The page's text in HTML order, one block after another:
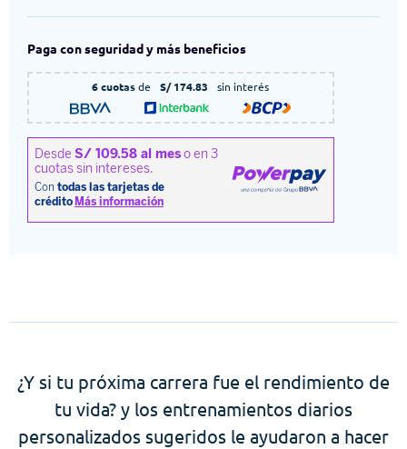
Paga con seguridad y más beneficios
6 cuotasde S/ 174.83 sin interés
¿Y si tu próxima carrera fue el rendimiento de
tu vida? y los entrenamientos diarios
personalizados sugeridos le ayudaron a hacer